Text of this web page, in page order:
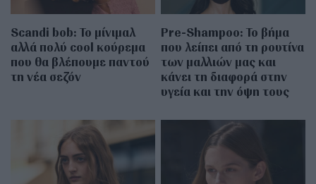
Scandi bob: Το μίνιμαλ
αλλά πολύ cool κούρεμα
που θα βλέπουμε παντού
τη νέα σεζόν
Pre-Shampoo: Το βήμα
που λείπει από τη ρουτίνα
των μαλλιών μας και
κάνει τη διαφορά στην
υγεία και την όψη τους